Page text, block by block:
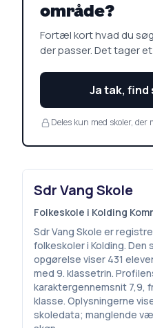
område?
Fortæl kort hvad du
der passer. Det tager
Ja tak, find
Deles kun med skoler,
Sdr Vang Skole
Folkeskole i Kolding
Sdr Vang Skole er
folkeskoler i Kolding.
opgørelse viser 431
med 9. klassetrin.
karaktergennemsnit 7,9,
klasse. Oplysningerne
skoledata; manglende